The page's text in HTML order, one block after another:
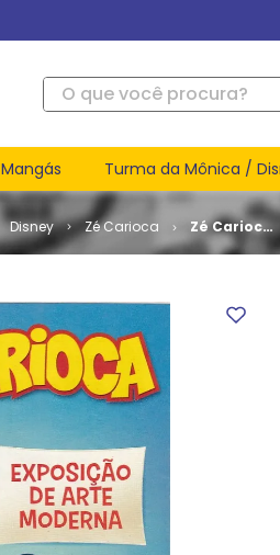
O que você procura?
Mangás Turma da Mônica /
Disney Zé Carioca
Zé Carioca
# 2441